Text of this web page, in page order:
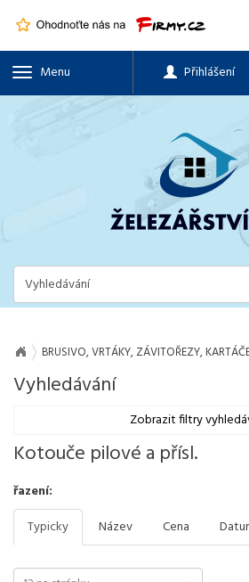
Menu Přihlášení
BRUSIVO, VRTÁKY, ZÁVITOŘEZY,
Vyhledávání
Zobrazit filtry
Kotouče pilové a přísl.
řazení:
Typicky
Název Cena